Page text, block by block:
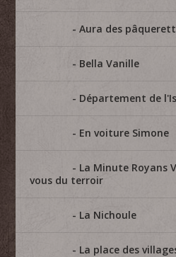
Aura des
Bella Vanille
Département de
En voiture Simone
La Minute Royans
vous du terroir
La Nichoule
La place des